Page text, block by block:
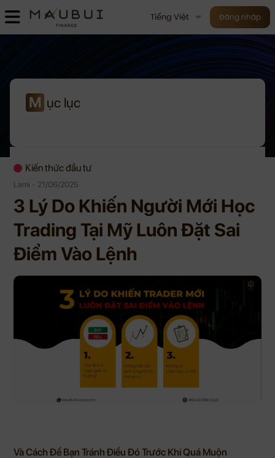
Tiếng Việt Đăng nhập
M ục lục
Kiến thức đầu tư
Lami - 21/06/2025
3 Lý Do Khiến Người Mới Học
Trading Tại Mỹ Luôn Đặt Sai
Điểm Vào Lệnh
Và Cách Để Bạn Tránh Điều Đó Trước Khi Quá Muộn